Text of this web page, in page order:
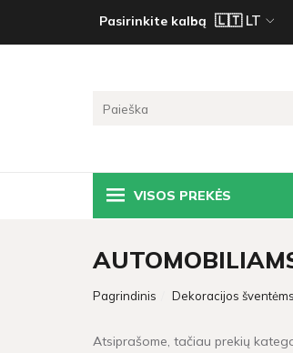
Pasirinkite kalbą
VISOS PREKĖS
Pagrindinis Dekoracijos šventėms
Atsiprašome, tačiau prekių